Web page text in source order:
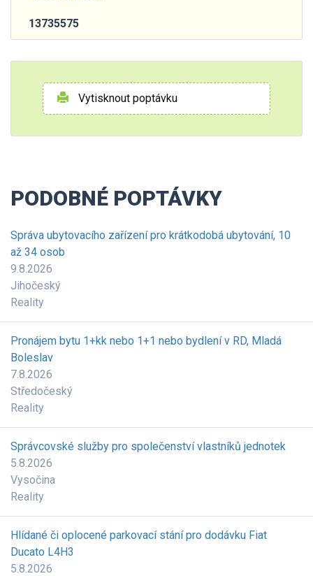
13735575
Vytisknout poptávku
PODOBNÉ POPTÁVKY
Správa ubytovacího zařízení pro krátkodobá ubytování, 10
až 34 osob
9.8.2026
Jihočeský
Reality
Pronájem bytu 1+kk nebo 1+1 nebo bydlení v RD, Mladá
Boleslav
7.8.2026
Středočeský
Reality
Správcovské služby pro společenství vlastníků jednotek
5.8.2026
Vysočina
Reality
Hlídané či oplocené parkovací stání pro dodávku Fiat
Ducato L4H3
5.8.2026